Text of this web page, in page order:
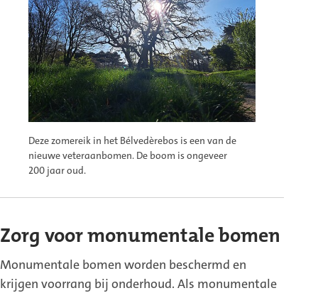
Deze zomereik in het Bélvedèrebos is een van de
nieuwe veteraanbomen. De boom is ongeveer
200 jaar oud.
Zorg voor monumentale bomen
Monumentale bomen worden beschermd en
krijgen voorrang bij onderhoud. Als monumentale